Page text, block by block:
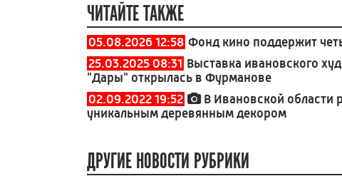
ЧИТАЙТЕ ТАКЖЕ
05.08.2026 12:58 Фонд кино поддержит
25.03.2025 08:31 Выставка ивановского
"Дары" открылась в Фурманове
02.09.2022 19:52
В Ивановской области
уникальным деревянным декором
ДРУГИЕ НОВОСТИ РУБРИКИ